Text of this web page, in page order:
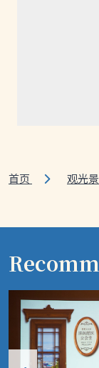
首页 观光